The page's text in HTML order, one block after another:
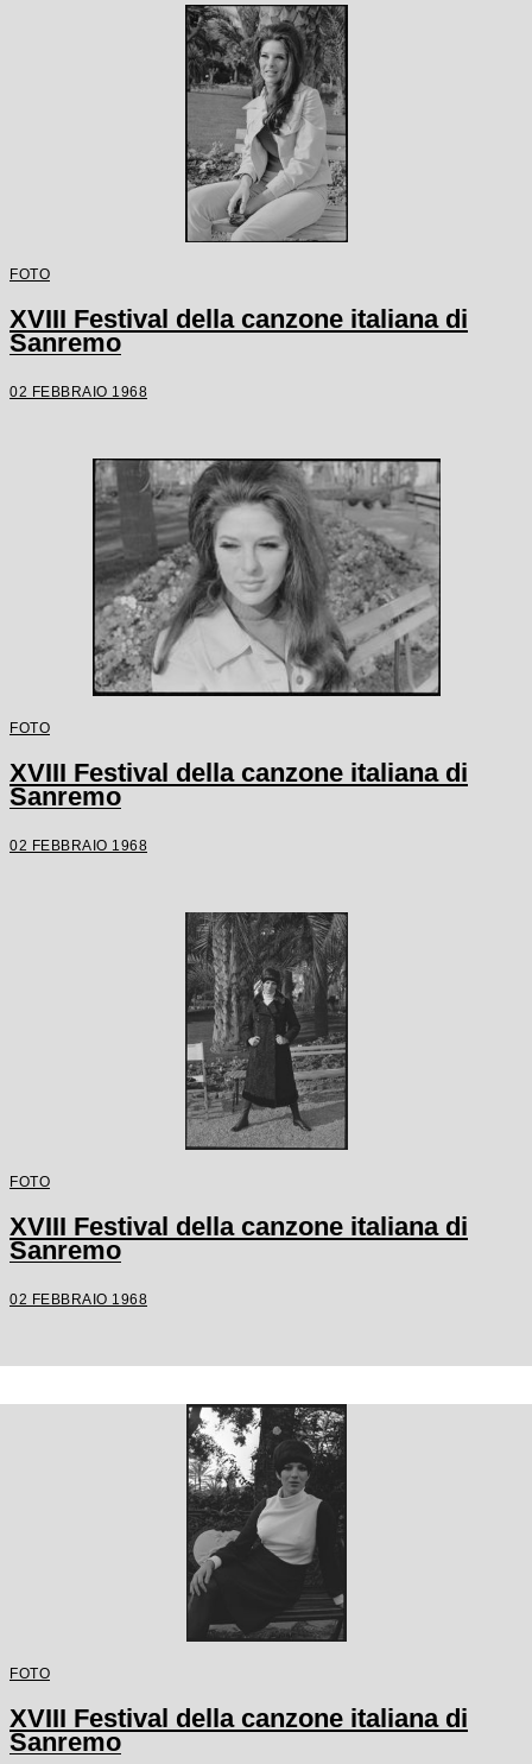
FOTO
XVIII Festival della canzone italiana di
Sanremo
02 FEBBRAIO 1968
FOTO
XVIII Festival della canzone italiana di
Sanremo
02 FEBBRAIO 1968
FOTO
XVIII Festival della canzone italiana di
Sanremo
02 FEBBRAIO 1968
FOTO
XVIII Festival della canzone italiana di
Sanremo